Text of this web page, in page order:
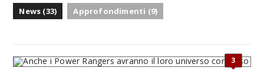
News (33) Approfondimenti (9)
3